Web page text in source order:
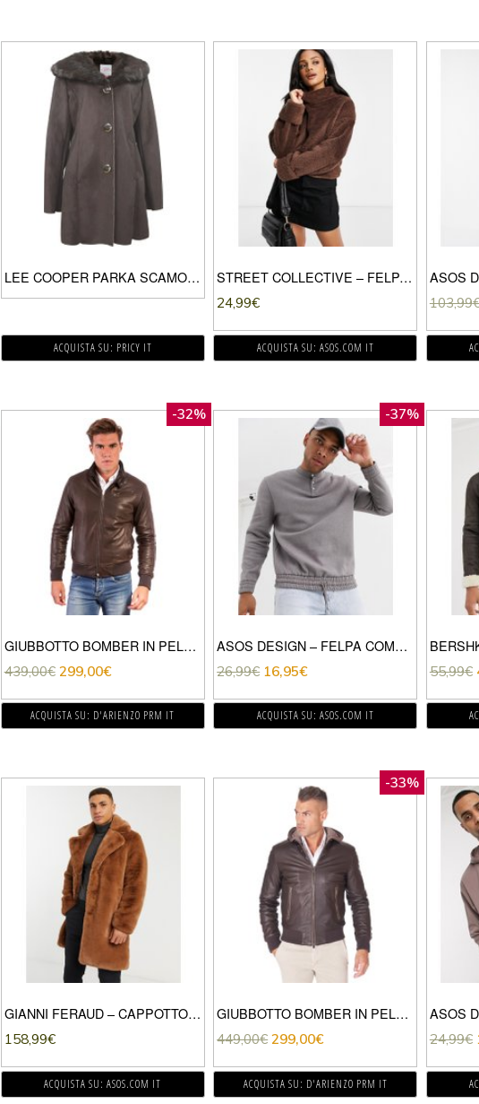
LEE COOPER PARKA SCAMOSCIATO DONNA BROWN
ACQUISTA SU: PRICY IT
STREET COLLECTIVE – FELPA A COLLO ALTO IN PILE BORG CON VITA ELASTICIZZATA COLOR CIOCCOLATO-MARRONE
24,99€
ACQUISTA SU: ASOS.COM IT
103,99
-32%
GIUBBOTTO BOMBER IN PELLE TESTA DI MORO EFFETTO LISCIO
439,00€ 299,00€
ACQUISTA SU: D'ARIENZO PRM IT
-37%
ASOS DESIGN – FELPA COMODA CON COLLO SERAFINO E FONDO ELASTICIZZATO BEIGE MÉLANGE-MARRONE
26,99€ 16,95€
ACQUISTA SU: ASOS.COM IT
55,99€
GIANNI FERAUD – CAPPOTTO IN ECOPELLICCIA-MARRONE
158,99€
ACQUISTA SU: ASOS.COM IT
-33%
GIUBBOTTO BOMBER IN PELLE TESTA DI MORO CON CAPPUCCIO
449,00€ 299,00€
ACQUISTA SU: D'ARIENZO PRM IT
24,99€